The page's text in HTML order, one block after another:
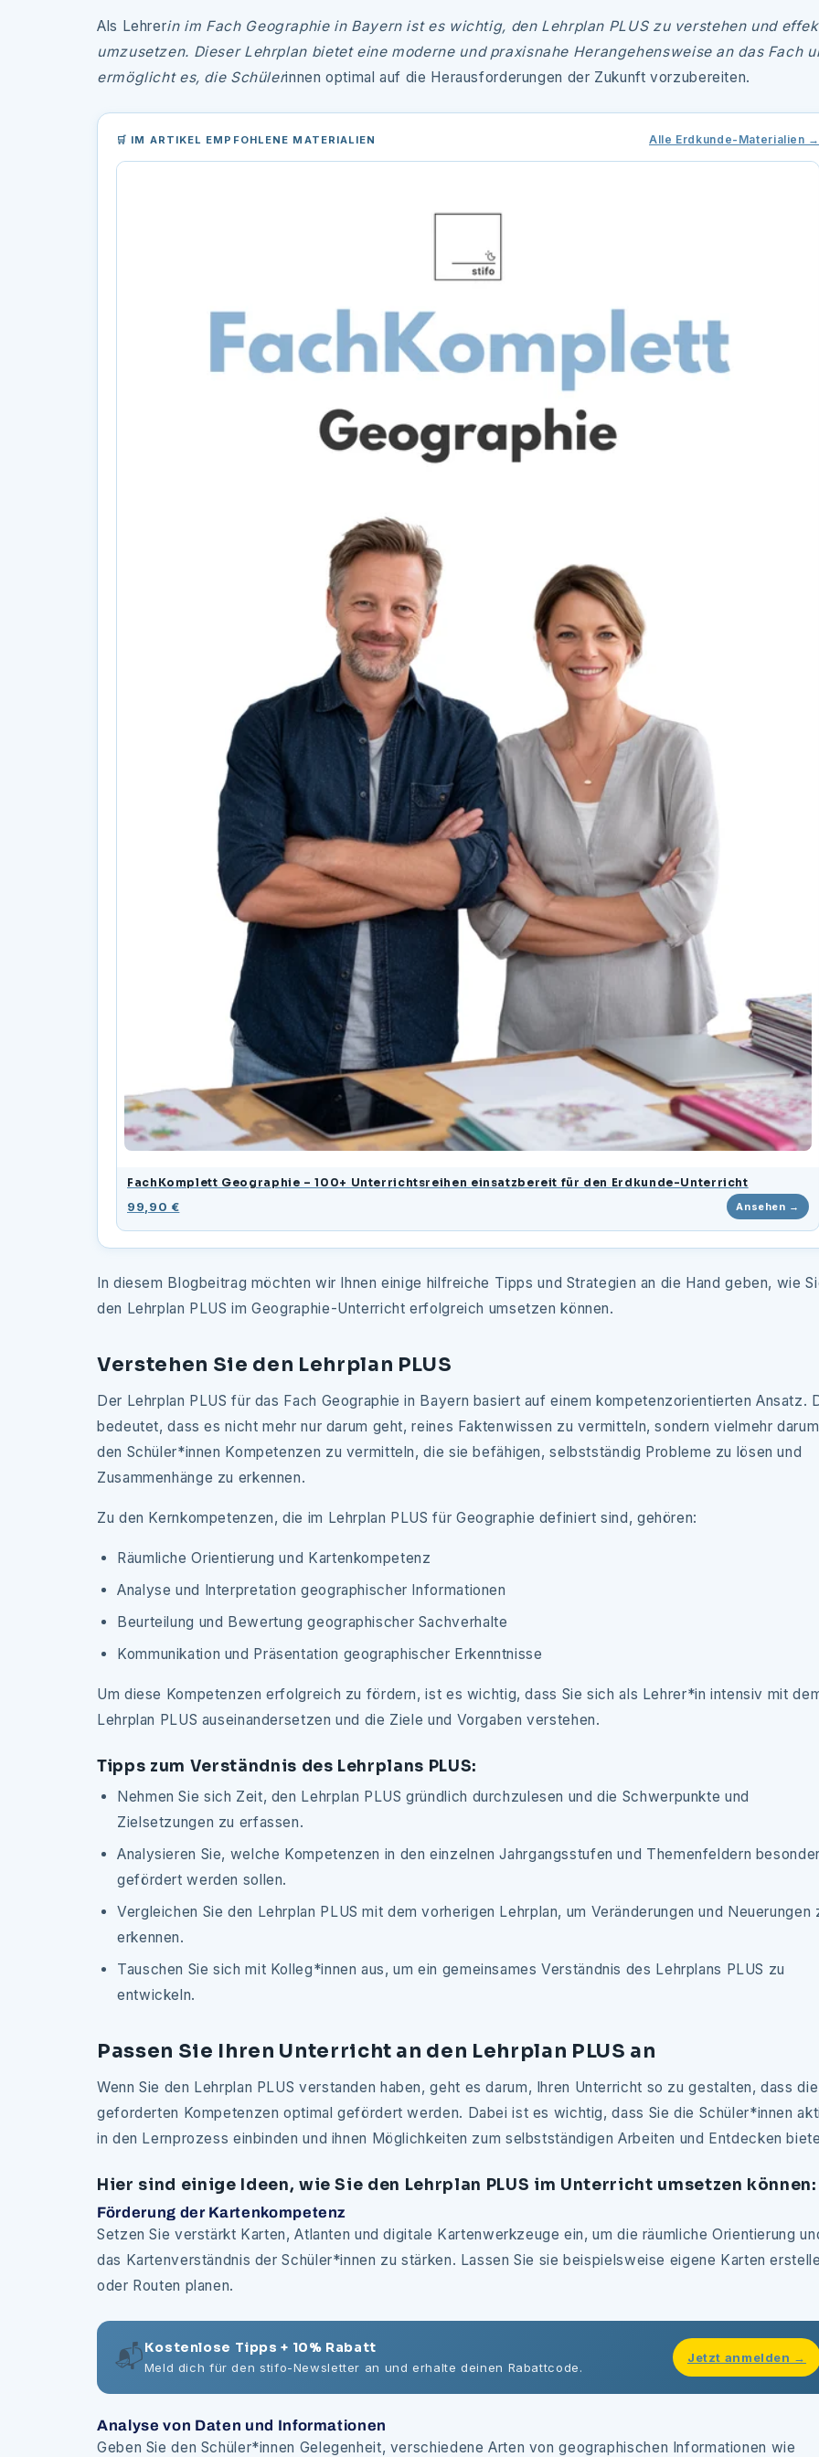
Als Lehrerin im Fach Geographie in Bayern ist es wichtig, den Lehrplan PLUS zu verstehen und
umzusetzen. Dieser Lehrplan bietet eine moderne und praxisnahe Herangehensweise an das Fach
ermöglicht es, die Schülerinnen optimal auf die Herausforderungen der Zukunft vorzubereiten.
🛒 IM ARTIKEL EMPFOHLENE MATERIALIEN Alle Erdkunde-Materialien →
FachKomplett Geographie – 100+ Unterrichtsreihen einsatzbereit für den Erdkunde-Unterricht
99,90 € Ansehen →
In diesem Blogbeitrag möchten wir Ihnen einige hilfreiche Tipps und Strategien an die Hand geben, wie
den Lehrplan PLUS im Geographie-Unterricht erfolgreich umsetzen können.
Verstehen Sie den Lehrplan PLUS
Der Lehrplan PLUS für das Fach Geographie in Bayern basiert auf einem kompetenzorientierten Ansatz.
bedeutet, dass es nicht mehr nur darum geht, reines Faktenwissen zu vermitteln, sondern vielmehr
den Schüler*innen Kompetenzen zu vermitteln, die sie befähigen, selbstständig Probleme zu lösen und
Zusammenhänge zu erkennen.
Zu den Kernkompetenzen, die im Lehrplan PLUS für Geographie definiert sind, gehören:
Räumliche Orientierung und Kartenkompetenz
Analyse und Interpretation geographischer Informationen
Beurteilung und Bewertung geographischer Sachverhalte
Kommunikation und Präsentation geographischer Erkenntnisse
Um diese Kompetenzen erfolgreich zu fördern, ist es wichtig, dass Sie sich als Lehrer*in intensiv mit
Lehrplan PLUS auseinandersetzen und die Ziele und Vorgaben verstehen.
Tipps zum Verständnis des Lehrplans PLUS:
Nehmen Sie sich Zeit, den Lehrplan PLUS gründlich durchzulesen und die Schwerpunkte und
Zielsetzungen zu erfassen.
Analysieren Sie, welche Kompetenzen in den einzelnen Jahrgangsstufen und Themenfeldern
gefördert werden sollen.
Vergleichen Sie den Lehrplan PLUS mit dem vorherigen Lehrplan, um Veränderungen und Neuerungen
erkennen.
Tauschen Sie sich mit Kolleg*innen aus, um ein gemeinsames Verständnis des Lehrplans PLUS zu
entwickeln.
Passen Sie Ihren Unterricht an den Lehrplan PLUS an
Wenn Sie den Lehrplan PLUS verstanden haben, geht es darum, Ihren Unterricht so zu gestalten, dass die
geforderten Kompetenzen optimal gefördert werden. Dabei ist es wichtig, dass Sie die Schüler*innen
in den Lernprozess einbinden und ihnen Möglichkeiten zum selbstständigen Arbeiten und Entdecken
Hier sind einige Ideen, wie Sie den Lehrplan PLUS im Unterricht umsetzen können:
Förderung der Kartenkompetenz
Setzen Sie verstärkt Karten, Atlanten und digitale Kartenwerkzeuge ein, um die räumliche Orientierung
das Kartenverständnis der Schüler*innen zu stärken. Lassen Sie sie beispielsweise eigene Karten
oder Routen planen.
📬Kostenlose Tipps + 10% Rabatt
Meld dich für den stifo-Newsletter an und erhalte deinen Rabattcode.
Jetzt anmelden →
Analyse von Daten und Informationen
Geben Sie den Schüler*innen Gelegenheit, verschiedene Arten von geographischen Informationen wie